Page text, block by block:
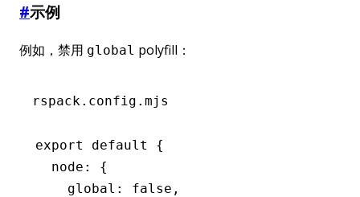
#示例
例如，禁用 global polyfill：
rspack.config.mjs
export default
{
  node
:
{
    global
: false ,